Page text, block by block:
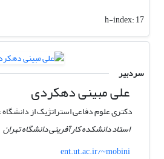
h-index:17
سردبیر
علی مبینی دهکردی
دکتری علوم دفاعی استراتژیک از
استاد دانشکده کارآفرینی دانشگاه تهران
ent.ut.ac.ir/~mobini